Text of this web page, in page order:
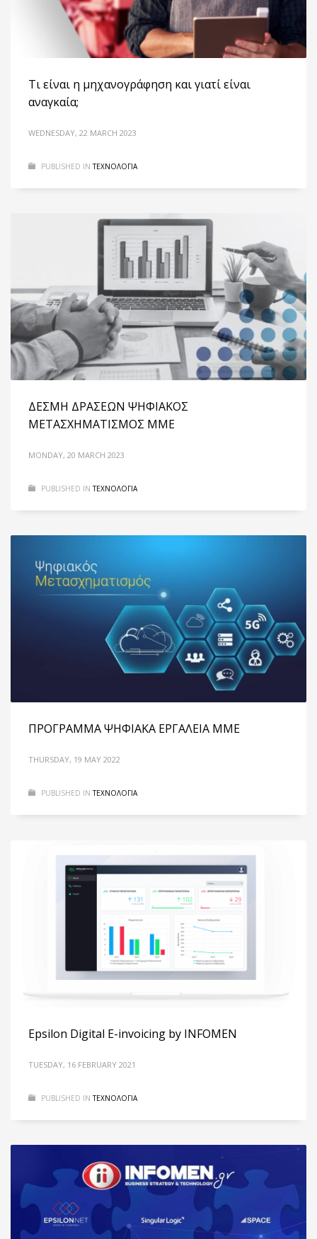
Τι είναι η μηχανογράφηση και γιατί είναι
αναγκαία;
WEDNESDAY, 22 MARCH 2023
PUBLISHED IN ΤΕΧΝΟΛΟΓΙΑ
ΔΕΣΜΗ ΔΡΑΣΕΩΝ ΨΗΦΙΑΚΟΣ
ΜΕΤΑΣΧΗΜΑΤΙΣΜΟΣ ΜΜΕ
MONDAY, 20 MARCH 2023
PUBLISHED IN ΤΕΧΝΟΛΟΓΙΑ
ΠΡΟΓΡΑΜΜΑ ΨΗΦΙΑΚΑ ΕΡΓΑΛΕΙΑ ΜΜΕ
THURSDAY, 19 MAY 2022
PUBLISHED IN ΤΕΧΝΟΛΟΓΙΑ
Epsilon Digital E-invoicing by INFOMEN
TUESDAY, 16 FEBRUARY 2021
PUBLISHED IN ΤΕΧΝΟΛΟΓΙΑ